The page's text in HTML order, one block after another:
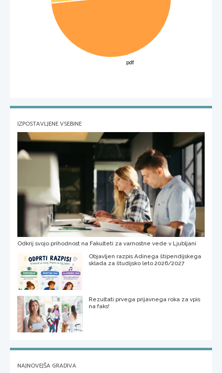
IZPOSTAVLJENE VSEBINE
Odkrij svojo prihodnost na Fakulteti za varnostne vede v Ljubljani
Objavljen razpis Adinega štipendijskega
sklada za študijsko leto 2026/2027
Rezultati prvega prijavnega roka za vpis
na faks!
NAJNOVEJŠA GRADIVA